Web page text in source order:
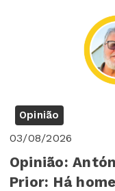
Opinião
03/08/2026
Opinião:
Prior: Há